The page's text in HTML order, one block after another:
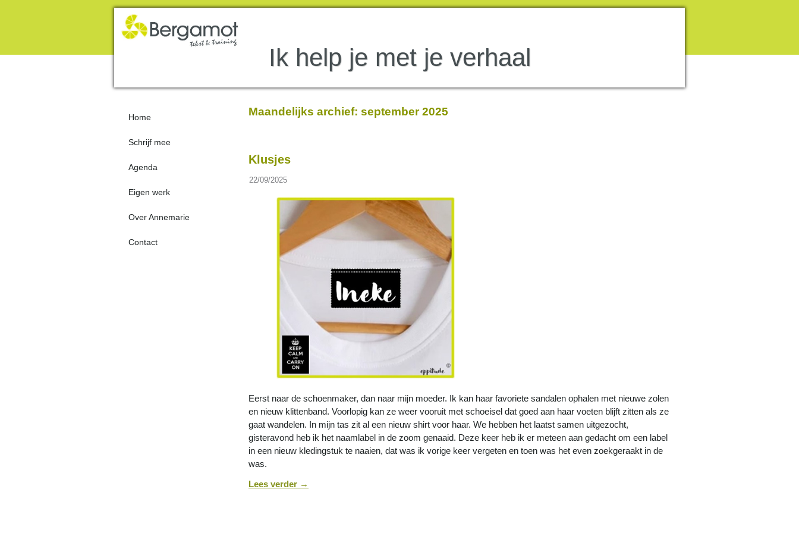
Ik help je met je verhaal
Home
Schrijf mee
Agenda
Eigen werk
Over Annemarie
Contact
Maandelijks archief: september 2025
Klusjes
22/09/2025
Eerst naar de schoenmaker, dan naar mijn moeder. Ik kan haar favoriete sandalen ophalen met nieuwe zolen
en nieuw klittenband. Voorlopig kan ze weer vooruit met schoeisel dat goed aan haar voeten blijft zitten als ze
gaat wandelen. In mijn tas zit al een nieuw shirt voor haar. We hebben het laatst samen uitgezocht,
gisteravond heb ik het naamlabel in de zoom genaaid. Deze keer heb ik er meteen aan gedacht om een label
in een nieuw kledingstuk te naaien, dat was ik vorige keer vergeten en toen was het even zoekgeraakt in de
was.
Lees verder →